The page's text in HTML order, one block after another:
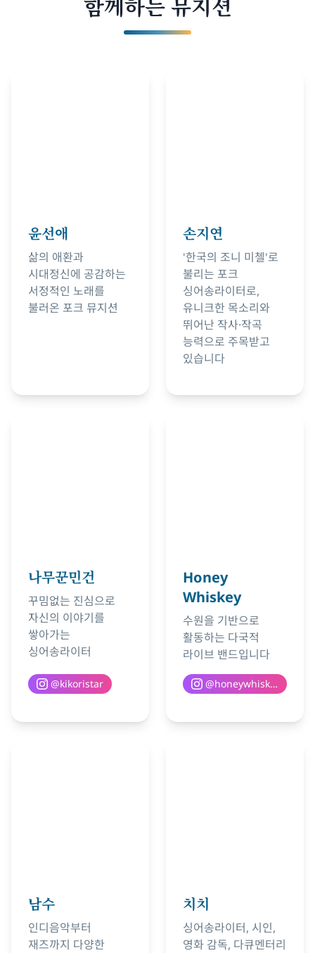
윤선애
삶의 애환과
시대정신에 공감하는
서정적인 노래를
불러온 포크 뮤지션
손지연
'한국의 조니 미첼'로
불리는 포크
싱어송라이터로,
유니크한 목소리와
뛰어난 작사·작곡
능력으로 주목받고
있습니다
나무꾼민건
꾸밈없는 진심으로
자신의 이야기를
쌓아가는
싱어송라이터
@kikoristar
Honey
Whiskey
수원을 기반으로
활동하는 다국적
라이브 밴드입니다
@honeywhiskeysuwon
남수
인디음악부터
재즈까지 다양한
치치
싱어송라이터, 시인,
영화 감독, 다큐멘터리